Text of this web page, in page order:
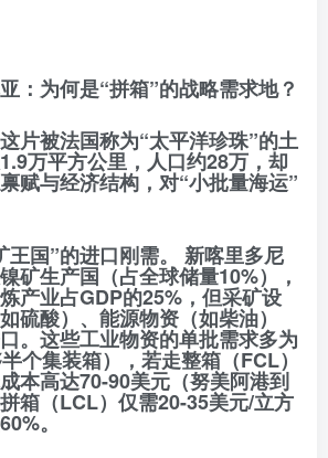
：为何是“拼箱”的战略需求地？
片被法国称为“太平洋珍珠”的土
万平方公里，人口约28万，却
赋与经济结构，对“小批量海运”
王国”的进口刚需。 新喀里多尼
矿生产国（占全球储量10%），
产业占GDP的25%，但采矿设
硫酸）、能源物资（如柴油）
。这些工业物资的单批需求多为
个集装箱），若走整箱（FCL）
本高达70-90美元（努美阿港到
箱（LCL）仅需20-35美元/立方
。